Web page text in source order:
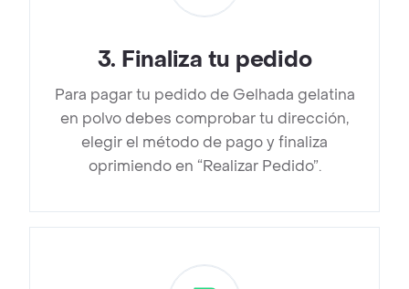
3. Finaliza tu pedido
Para pagar tu pedido de Gelhada gelatina
en polvo debes comprobar tu dirección,
elegir el método de pago y finaliza
oprimiendo en “Realizar Pedido”.